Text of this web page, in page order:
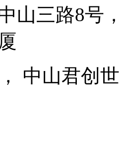
山三路8号
中山君